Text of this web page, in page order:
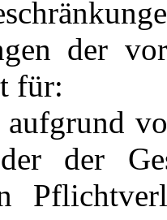
der
für:
aufgrund
der